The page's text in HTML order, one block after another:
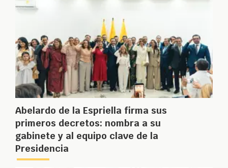
Abelardo de la Espriella firma sus
primeros decretos: nombra a su
gabinete y al equipo clave de la
Presidencia